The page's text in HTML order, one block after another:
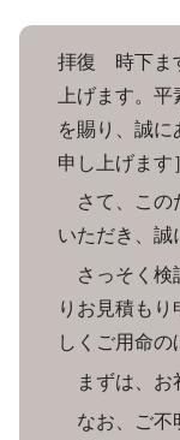
拝復 時下ま
上げます。
を賜り、誠
申し上げます
さて、こ
いただき、誠
さっそく検
りお見積も
しくご用命の
まずは、お
なお、ご不